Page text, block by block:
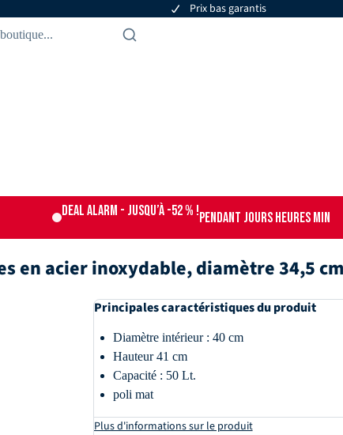
Prix bas garantis
DEAL ALARM - jusqu’à -52 % !PENDANT JOURS HEURES MIN
en acier inoxydable, diamètre 34,5
Principales caractéristiques du produit
Diamètre intérieur : 40 cm
Hauteur 41 cm
Capacité : 50 Lt.
poli mat
Plus d'informations sur le produit